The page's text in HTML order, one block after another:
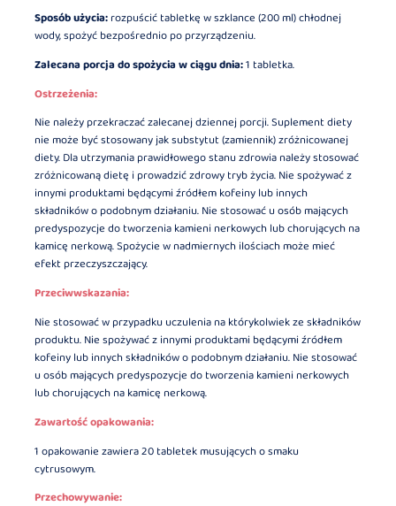
Sposób użycia:rozpuścić tabletkę w szklance (200 ml) chłodnej
wody, spożyć bezpośrednio po przyrządzeniu.
Zalecana porcja do spożycia w ciągu dnia:1 tabletka.
Ostrzeżenia:
Nie należy przekraczać zalecanej dziennej porcji. Suplement diety
nie może być stosowany jak substytut (zamiennik) zróżnicowanej
diety. Dla utrzymania prawidłowego stanu zdrowia należy stosować
zróżnicowaną dietę i prowadzić zdrowy tryb życia. Nie spożywać z
innymi produktami będącymi źródłem kofeiny lub innych
składników o podobnym działaniu. Nie stosować u osób mających
predyspozycje do tworzenia kamieni nerkowych lub chorujących na
kamicę nerkową. Spożycie w nadmiernych ilościach może mieć
efekt przeczyszczający.
Przeciwwskazania:
Nie stosować w przypadku uczulenia na którykolwiek ze składników
produktu. Nie spożywać z innymi produktami będącymi źródłem
kofeiny lub innych składników o podobnym działaniu. Nie stosować
u osób mających predyspozycje do tworzenia kamieni nerkowych
lub chorujących na kamicę nerkową.
Zawartość opakowania:
1 opakowanie zawiera 20 tabletek musujących o smaku
cytrusowym.
Przechowywanie: